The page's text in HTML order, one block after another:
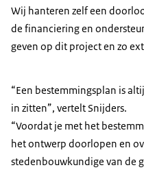
Wij hanteren zelf een
de financiering en
geven op dit project en zo
“Een bestemmingsplan is
in zitten”, vertelt Snijders.
“Voordat je met het
het ontwerp doorlopen en
stedenbouwkundige van de